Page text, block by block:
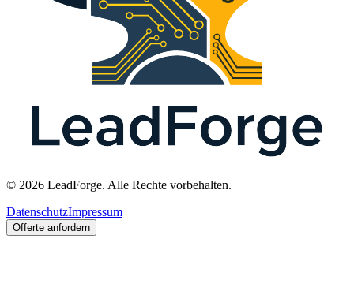
© 2026 LeadForge. Alle Rechte vorbehalten.
DatenschutzImpressum
Offerte anfordern